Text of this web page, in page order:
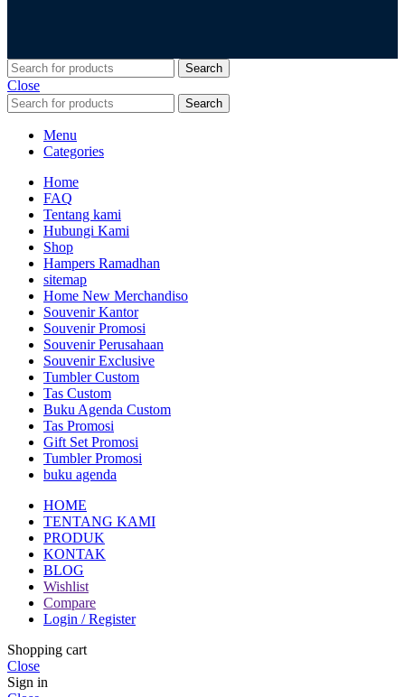
Search
Close
Search
Menu
Categories
Home
FAQ
Tentang kami
Hubungi Kami
Shop
Hampers Ramadhan
sitemap
Home New Merchandiso
Souvenir Kantor
Souvenir Promosi
Souvenir Perusahaan
Souvenir Exclusive
Tumbler Custom
Tas Custom
Buku Agenda Custom
Tas Promosi
Gift Set Promosi
Tumbler Promosi
buku agenda
HOME
TENTANG KAMI
PRODUK
KONTAK
BLOG
Wishlist
Compare
Login / Register
Shopping cart
Close
Sign in